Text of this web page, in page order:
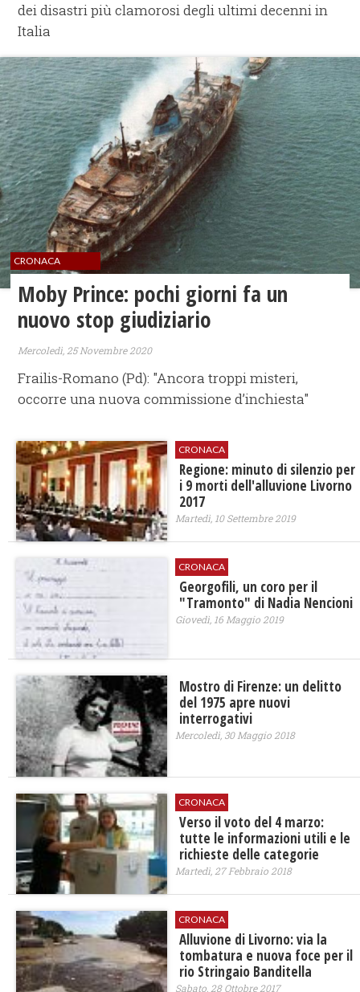
dei disastri più clamorosi degli ultimi decenni in
Italia
CRONACA
Moby Prince: pochi giorni fa un
nuovo stop giudiziario
Mercoledì, 25 Novembre 2020
Frailis-Romano (Pd): "Ancora troppi misteri,
occorre una nuova commissione d’inchiesta"
CRONACA
Regione: minuto di silenzio per
i 9 morti dell'alluvione Livorno
2017
Martedì, 10 Settembre 2019
CRONACA
Georgofili, un coro per il
"Tramonto" di Nadia Nencioni
Giovedì, 16 Maggio 2019
Mostro di Firenze: un delitto
del 1975 apre nuovi
interrogativi
Mercoledì, 30 Maggio 2018
CRONACA
Verso il voto del 4 marzo:
tutte le informazioni utili e le
richieste delle categorie
Martedì, 27 Febbraio 2018
CRONACA
Alluvione di Livorno: via la
tombatura e nuova foce per il
rio Stringaio Banditella
Sabato, 28 Ottobre 2017